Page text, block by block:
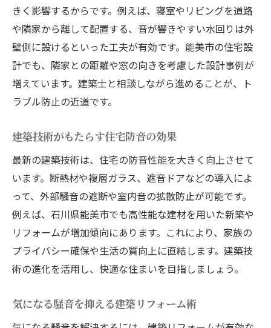
きく影響するからです。例えば、寝室やリビングを道路
や隣家から離して配置する、音が響きやすい水回りは外
壁側に設けるといった工夫が有効です。能美市の住宅設
計でも、隣家との距離や窓の向きを考慮した設計事例が
増えています。建築士と相談しながら進めることが、ト
ラブル防止の近道です。
建築技術がもたらす住宅防音の効果
最新の建築技術は、住宅の防音性能を大きく向上させて
います。断熱材や複層ガラス、遮音ドアなどの導入によ
って、外部騒音の遮断や室内音の拡散防止が可能です。
例えば、石川県能美市でも高性能な建材を用いた新築や
リフォームが増加傾向にあります。これにより、家族の
プライバシー確保や生活の質向上に直結します。建築技
術の進化を活用し、快適な住まいを目指しましょう。
気になる騒音を抑える建築リフォーム術